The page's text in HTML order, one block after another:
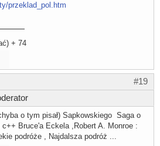
przeklad_pol.htm
+ 74
#19
o tym pisał) Sapkowskiego Saga o
Bruce'a Eckela ,Robert A. Monroe :
podróże , Najdalsza podróż ...